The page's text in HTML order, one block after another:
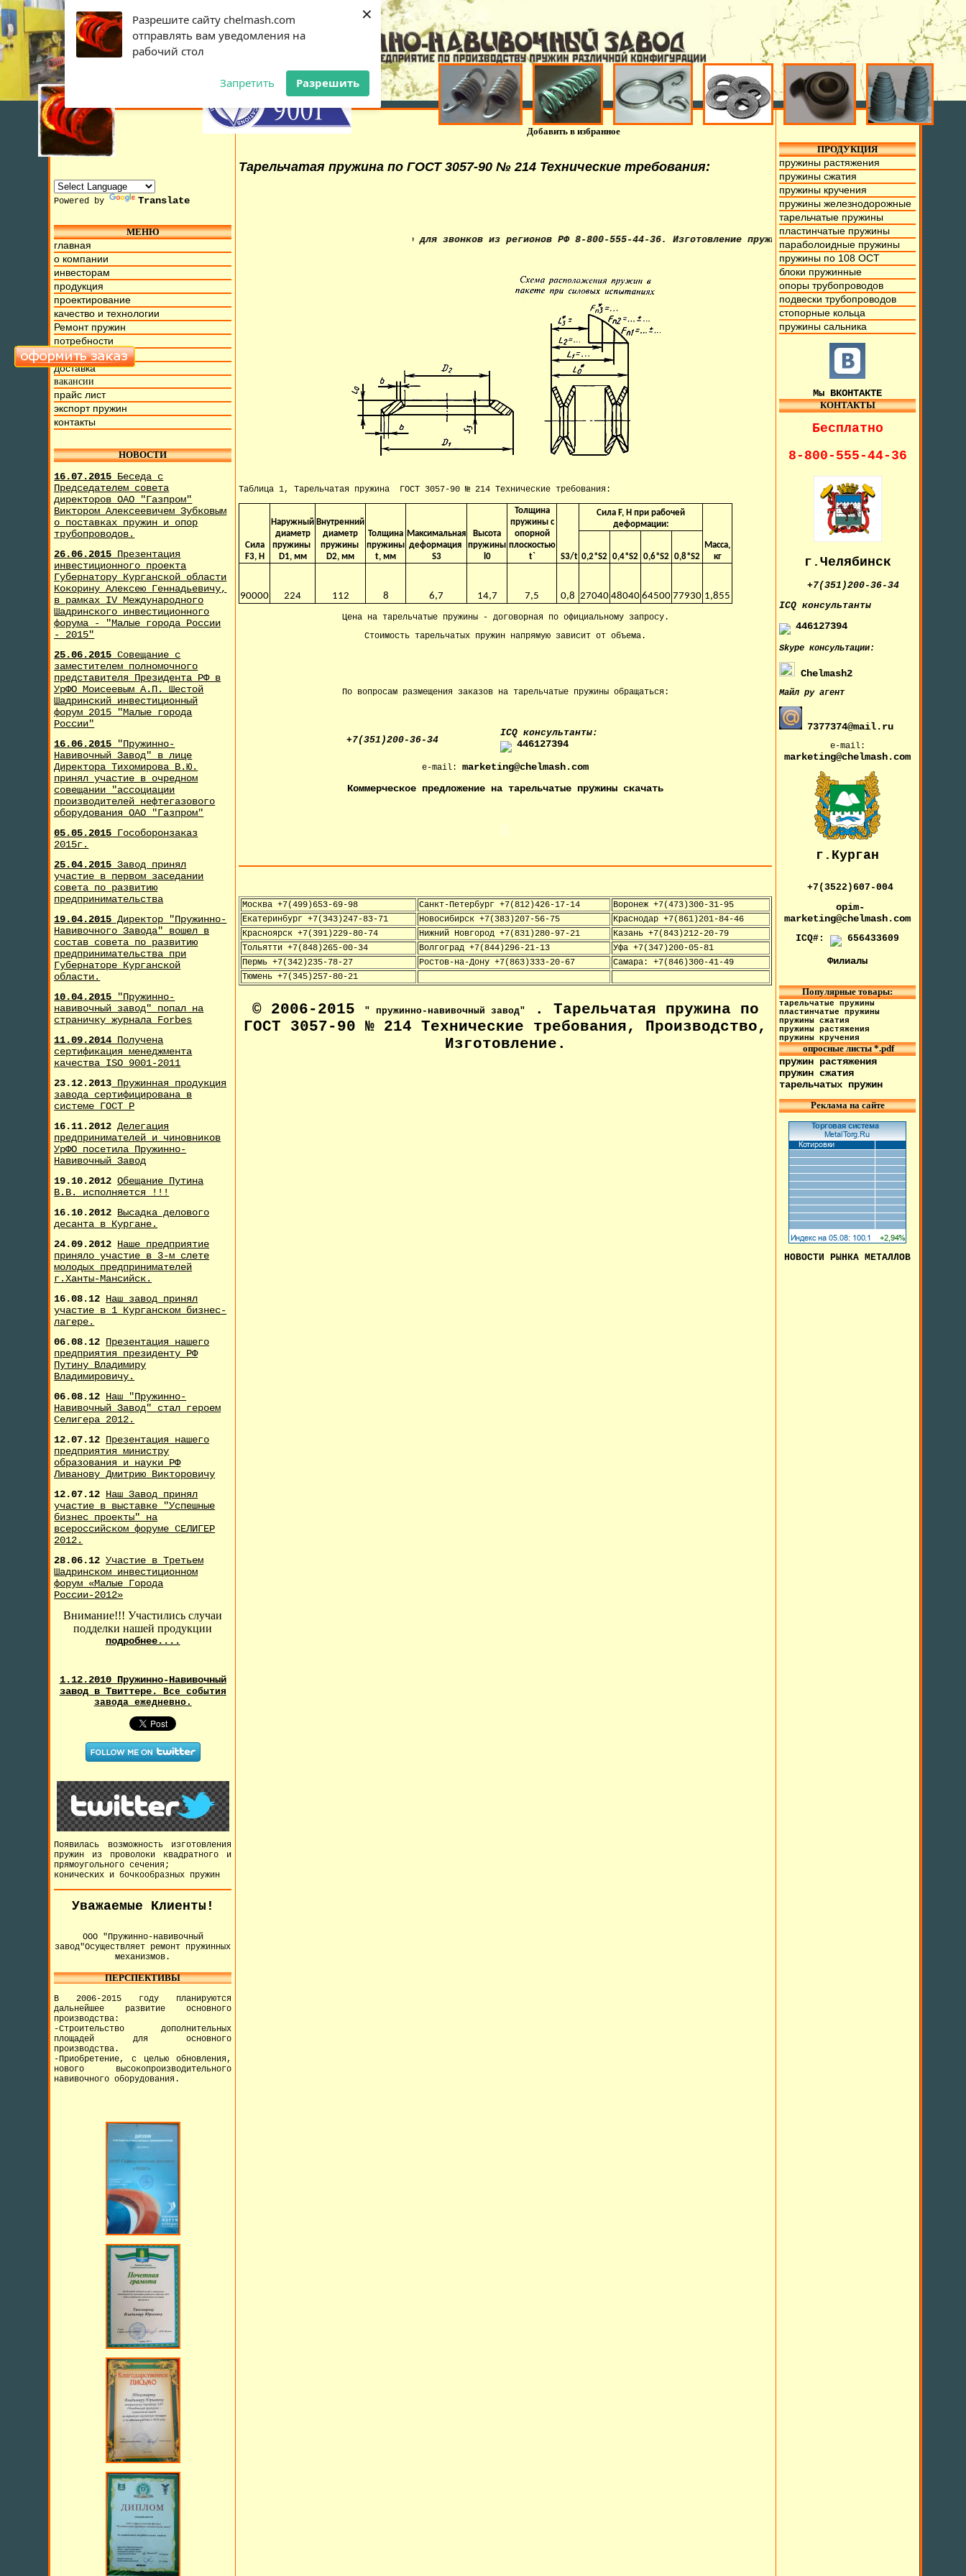
Разрешите сайту chelmash.com
отправлять вам уведомления на
рабочий стол
Запретить Разрешить
×
Добавить в избранное
Powered by Translate
МЕНЮ
главная
о компании
инвесторам
продукция
проектирование
качество и технологии
Ремонт пружин
потребности
фото и видео
доставка
вакансии
прайс лист
экспорт пружин
контакты
НОВОСТИ
16.07.2015 Беседа с
Председателем совета
директоров ОАО "Газпром"
Виктором Алексеевичем Зубковым
о поставках пружин и опор
трубопроводов.
26.06.2015 Презентация
инвестиционного проекта
Губернатору Курганской области
Кокорину Алексею Геннадьевичу,
в рамках IV Международного
Шадринского инвестиционного
форума - "Малые города России
- 2015"
25.06.2015Совещание с
заместителем полномочного
представителя Президента РФ в
УрФО Моисеевым А.П. Шестой
Шадринский инвестиционный
форум 2015 "Малые города
России"
16.06.2015
"Пружинно-
Навивочный Завод" в лице
Директора Тихомирова В.Ю.
принял участие в очредном
совещании "ассоциации
производителей нефтегазового
оборудования ОАО "Газпром"
05.05.2015 Гособоронзаказ
2015г.
25.04.2015 Завод принял
участие в первом заседании
совета по развитию
предпринимательства
19.04.2015 Директор "Пружинно-
Навивочного Завода" вошел в
состав совета по развитию
предпринимательства при
Губернаторе Курганской
области.
10.04.2015 "Пружинно-
навивочный завод" попал на
страничку журнала Forbes
11.09.2014 Получена
сертификация менеджмента
качества ISO 9001-2011
23.12.2013 Пружинная продукция
завода сертифицирована в
системе ГОСТ Р
16.11.2012Делегация
предпринимателей и чиновников
УрФО посетила Пружинно-
Навивочный Завод
19.10.2012Обещание Путина
В.В. исполняется !!!
16.10.2012 Высадка делового
десанта в Кургане.
24.09.2012 Наше предприятие
приняло участие в 3-м слете
молодых предпринимателей
г.Ханты-Мансийск.
16.08.12 Наш завод принял
участие в 1 Курганском бизнес-
лагере.
06.08.12 Презентация нашего
предприятия президенту РФ
Путину Владимиру
Владимировичу.
06.08.12 Наш "Пружинно-
Навивочный Завод" стал героем
Селигера 2012.
12.07.12 Презентация нашего
предприятия министру
образования и науки РФ
Ливанову Дмитрию Викторовичу
12.07.12 Наш Завод принял
участие в выставке "Успешные
бизнес проекты" на
всероссийском форуме СЕЛИГЕР
2012.
28.06.12Участие в Третьем
Шадринском инвестиционном
форум «Малые Города
России-2012»
Внимание!!! Участились случаи
подделки нашей продукции
подробнее....
1.12.2010 Пружинно-Навивочный
завод в Твиттере. Все события
завода ежедневно.
Появилась возможность изготовления
пружин из проволоки квадратного и
прямоугольного сечения;
конических и бочкообразных пружин
Уважаемые Клиенты!
ООО "Пружинно-навивочный
завод"Осуществляет ремонт пружинных
механизмов.
ПЕРСПЕКТИВЫ
В 2006-2015 году планируются
дальнейшее развитие основного
производства:
-Строительство дополнительных
площадей для основного
производства.
-Приобретение, с целью обновления,
нового высокопроизводительного
навивочного оборудования.
Тарельчатая пружина по ГОСТ 3057-90 № 214 Технические требования:
Июля 2015г. Мы находимся на ул. Труда, д.17. Бесплатный номер для звонков из регионов РФ 8-800-555-44-36. Изготовление пружин из проволоки от 0,1мм. до 70мм.,
Таблица 1, Тарельчатая пружина ГОСТ 3057-90 № 214 Технические требования:
Сила
F3, H
Наружный
диаметр
пружины
D1, мм
Внутренний
диаметр
пружины
D2, мм
Толщина
пружины
t, мм
Максимальная
деформация
S3
Высота
пружины
l0
Толщина
пружины с
опорной
плоскостью
t`
S3/t
Сила F, H при рабочей
деформации:
Масса,
кг
0,2*S2 0,4*S2 0,6*S2 0,8*S2
90000 224 112 8 6,7 14,7 7,5 0,8 27040 48040 64500 77930 1,855
Цена на тарельчатые пружины - договорная по официальному запросу.
Стоимость тарельчатых пружин напрямую зависит от объема.
По вопросам размещения заказов на тарельчатые пружины обращаться:
+7(351)200-36-34
IСQ консультанты:
446127394
e-mail:marketing@chelmash.com
Коммерческое предложение на тарельчатые пружины скачать
Москва +7(499)653-69-98 Санкт-Петербург +7(812)426-17-14
Воронеж +7(473)300-31-95
Екатеринбург +7(343)247-83-71
Новосибирск +7(383)207-56-75
Краснодар +7(861)201-84-46
Красноярск +7(391)229-80-74
Нижний Новгород +7(831)280-97-21
Казань +7(843)212-20-79
Тольятти +7(848)265-00-34
Волгоград +7(844)296-21-13
Уфа +7(347)200-05-81
Пермь +7(342)235-78-27
Ростов-на-Дону +7(863)333-20-67
Самара: +7(846)300-41-49
Тюмень +7(345)257-80-21
© 2006-2015 " пружинно-навивочный завод"
. Тарельчатая пружина по
ГОСТ 3057-90 № 214 Технические требования, Производство,
Изготовление .
ПРОДУКЦИЯ
пружины растяжения
пружины сжатия
пружины кручения
пружины железнодорожные
тарельчатые пружины
пластинчатые пружины
параболоидные пружины
пружины по 108 ОСТ
блоки пружинные
опоры трубопроводов
подвески трубопроводов
стопорные кольца
пружины сальника
Мы ВКОНТАКТЕ
КОНТАКТЫ
Бесплатно
8-800-555-44-36
г.Челябинск
+7(351)200-36-34
IСQ консультанты
446127394
Skypeконсультации:
Chelmash2
Майл ру агент
7377374@mail.ru
e-mail:
marketing@chelmash.com
г.Курган
+7(3522)607-004
opim-
marketing@chelmash.com
ICQ#: 656433609
Филиалы
Популярные товары:
тарельчатые пружины
пластинчатые пружины
пружины сжатия
пружины растяжения
пружины кручения
опросные листы *.pdf
пружин растяжения
пружин сжатия
тарельчатых пружин
Реклама на сайте
НОВОСТИ РЫНКА МЕТАЛЛОВ